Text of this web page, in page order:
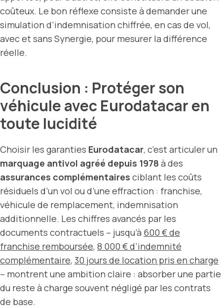
coûteux. Le bon réflexe consiste à demander une
simulation d’indemnisation chiffrée, en cas de vol,
avec et sans Synergie, pour mesurer la différence
réelle.
Conclusion : Protéger son
véhicule avec Eurodatacar en
toute lucidité
Choisir les garanties Eurodatacar, c’est articuler un
marquage antivol agréé depuis 1978 à des
assurances complémentaires ciblant les coûts
résiduels d’un vol ou d’une effraction : franchise,
véhicule de remplacement, indemnisation
additionnelle. Les chiffres avancés par les
documents contractuels – jusqu’à 600 € de
franchise remboursée, 8 000 € d’indemnité
complémentaire, 30 jours de location pris en charge
– montrent une ambition claire : absorber une partie
du reste à charge souvent négligé par les contrats
de base.